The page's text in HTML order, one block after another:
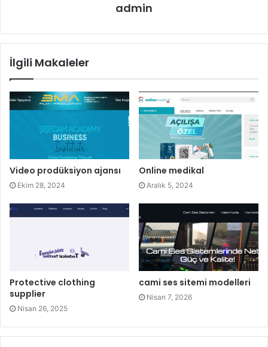
admin
İlgili Makaleler
Video prodüksiyon ajansı
Ekim 28, 2024
Online medikal
Aralık 5, 2024
Protective clothing
supplier
Nisan 26, 2025
cami ses sitemi modelleri
Nisan 7, 2026